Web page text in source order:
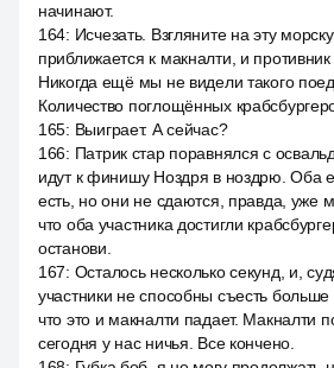
начинают.
164: Исчезать. Взгляните на эту
приближается к макналти, и противник
Никогда ещё мы не видели такого
Количество поглощённых
165: Выиграет. А сейчас?
166: Патрик стар поравнялся с
идут к финишу Ноздря в ноздрю. Оба
есть, но они не сдаются, правда, уже
что оба участника достигли
останови.
167: Осталось несколько секунд, и,
участники не способны съесть
что это и макналти падает. Макналти
сегодня у нас ничья. Все кончено.